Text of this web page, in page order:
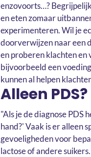
enzovoorts…?
en eten zomaar
experimenteren. Wil je
doorverwijzen naar een
en proberen klachten en
bijvoorbeeld een
kunnen al helpen
Alleen PDS?
"Als je de diagnose PDS
hand?' Vaak is er alleen
gevoeligheden voor
lactose of andere